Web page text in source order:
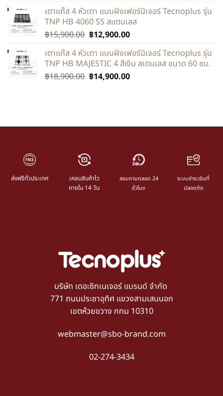
เตาแก๊ส 4 หัวเตา แบบฝังเฟอร์นิเจอร์ Tecnoplus รุ่น
TNP HB 4060 SS สแตนเลส
฿15,900.00 ฿12,900.00
เตาแก๊ส 4 หัวเตา แบบฝังเฟอร์นิเจอร์ Tecnoplus รุ่น
TNP HB MAJESTIC 4 สีเงิน สเตนเลส ขนาด 60 ซม.
฿18,900.00 ฿14,900.00
ส่งฟรีทั่วประเทศ
เคลมสินค้าไว
ภายใน 14 วัน
สอบถามตลอด 24
ชั่วโมง
ระบบชำระเงินที่
ปลอดภัย
บริษัท เดอะซิกเนเจอร์ แบรนด์ จำกัด
771 ถนนประชาอุทิศ แขวงสามเสนนอก
เขตห้วยขวาง กทม 10310
webmaster@sbo-brand.com
02-274-3434